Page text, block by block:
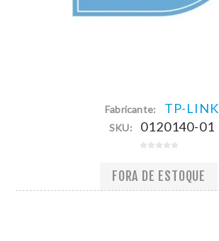
Fabricante: TP-LINK
SKU: 0120140-01
FORA DE ESTOQUE